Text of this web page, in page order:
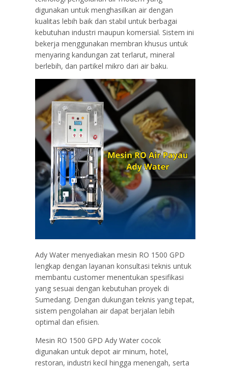
digunakan untuk menghasilkan air dengan
kualitas lebih baik dan stabil untuk berbagai
kebutuhan industri maupun komersial. Sistem ini
bekerja menggunakan membran khusus untuk
menyaring kandungan zat terlarut, mineral
berlebih, dan partikel mikro dari air baku.
Ady Water menyediakan mesin RO 1500 GPD
lengkap dengan layanan konsultasi teknis untuk
membantu customer menentukan spesifikasi
yang sesuai dengan kebutuhan proyek di
Sumedang. Dengan dukungan teknis yang tepat,
sistem pengolahan air dapat berjalan lebih
optimal dan efisien.
Mesin RO 1500 GPD Ady Water cocok
digunakan untuk depot air minum, hotel,
restoran, industri kecil hingga menengah, serta